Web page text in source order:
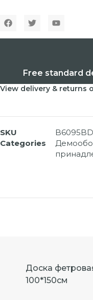
Free standard
View delivery & returns
SKU
B6095BD
Categories
Доска
100*150см